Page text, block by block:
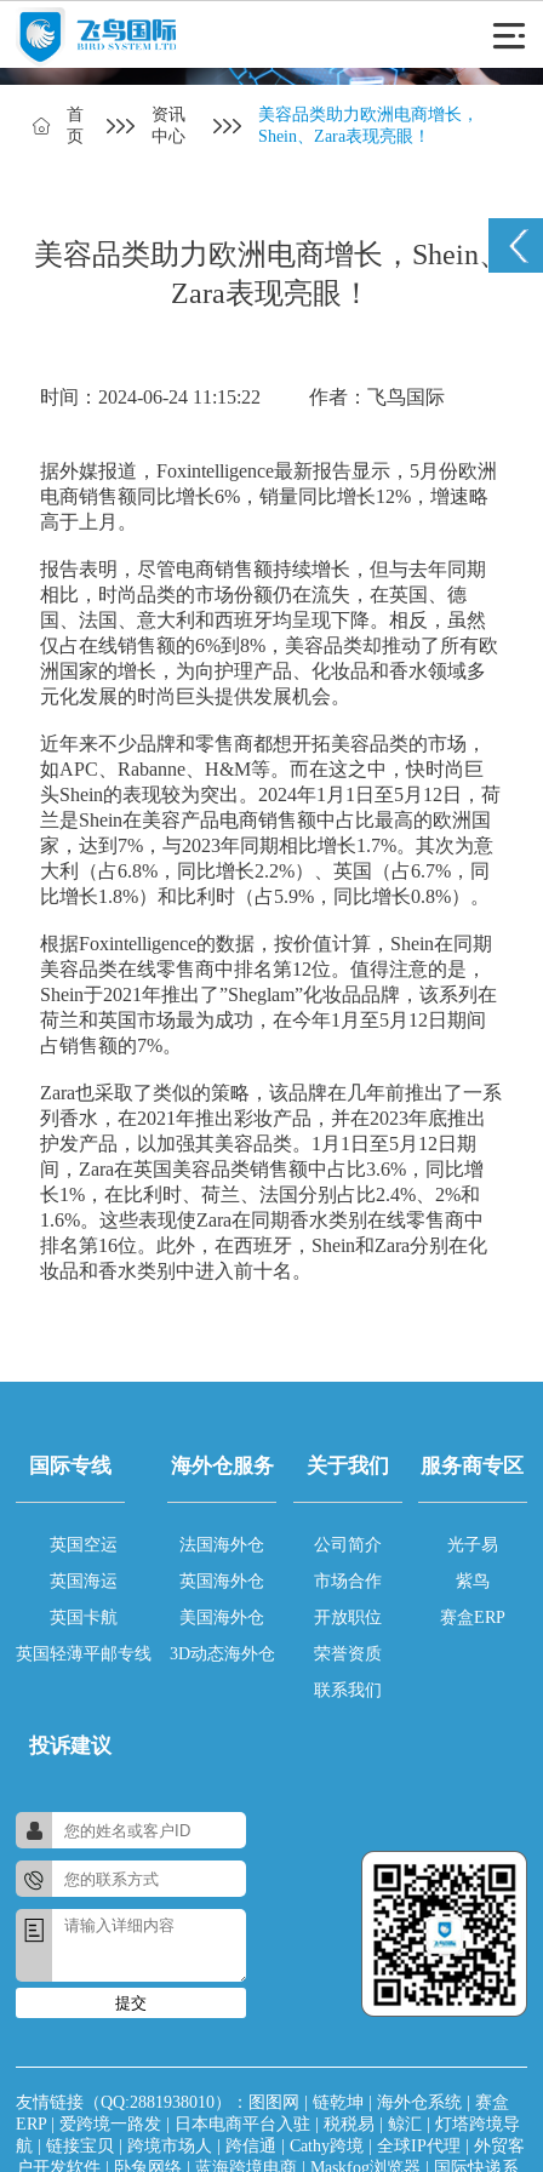
首
页
资讯
中心
美容品类助力欧洲电商增长，
Shein、Zara表现亮眼！
美容品类助力欧洲电商增长，Shein、
Zara表现亮眼！
时间：2024-06-24 11:15:22 作者：飞鸟国际
据外媒报道，Foxintelligence最新报告显示，5月份欧洲
电商销售额同比增长6%，销量同比增长12%，增速略
高于上月。
报告表明，尽管电商销售额持续增长，但与去年同期
相比，时尚品类的市场份额仍在流失，在英国、德
国、法国、意大利和西班牙均呈现下降。相反，虽然
仅占在线销售额的6%到8%，美容品类却推动了所有欧
洲国家的增长，为向护理产品、化妆品和香水领域多
元化发展的时尚巨头提供发展机会。
近年来不少品牌和零售商都想开拓美容品类的市场，
如APC、Rabanne、H&M等。而在这之中，快时尚巨
头Shein的表现较为突出。2024年1月1日至5月12日，荷
兰是Shein在美容产品电商销售额中占比最高的欧洲国
家，达到7%，与2023年同期相比增长1.7%。其次为意
大利（占6.8%，同比增长2.2%）、英国（占6.7%，同
比增长1.8%）和比利时（占5.9%，同比增长0.8%）。
根据Foxintelligence的数据，按价值计算，Shein在同期
美容品类在线零售商中排名第12位。值得注意的是，
Shein于2021年推出了”Sheglam”化妆品品牌，该系列在
荷兰和英国市场最为成功，在今年1月至5月12日期间
占销售额的7%。
Zara也采取了类似的策略，该品牌在几年前推出了一系
列香水，在2021年推出彩妆产品，并在2023年底推出
护发产品，以加强其美容品类。1月1日至5月12日期
间，Zara在英国美容品类销售额中占比3.6%，同比增
长1%，在比利时、荷兰、法国分别占比2.4%、2%和
1.6%。这些表现使Zara在同期香水类别在线零售商中
排名第16位。此外，在西班牙，Shein和Zara分别在化
妆品和香水类别中进入前十名。
国际专线
英国空运
英国海运
英国卡航
英国轻薄平邮专线
海外仓服务
法国海外仓
英国海外仓
美国海外仓
3D动态海外仓
关于我们
公司简介
市场合作
开放职位
荣誉资质
联系我们
服务商专区
光子易
紫鸟
赛盒ERP
投诉建议
提交
友情链接（QQ:2881938010）： 图图网 |链乾坤 |海外仓系统 |赛盒
ERP|爱跨境一路发 日本电商平台入驻 |税税易 |鲸汇 |灯塔跨境导
航 |链接宝贝 |跨境市场人 |跨信通 |Cathy跨境 |全球IP代理 |外贸客
户开发软件
卧兔网络 |蓝海跨境电商 |Maskfog浏览器 国际快递系